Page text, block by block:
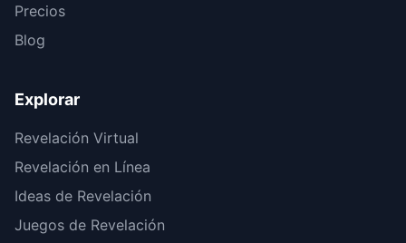
Precios
Blog
Explorar
Revelación Virtual
Revelación en Línea
Ideas de Revelación
Juegos de Revelación